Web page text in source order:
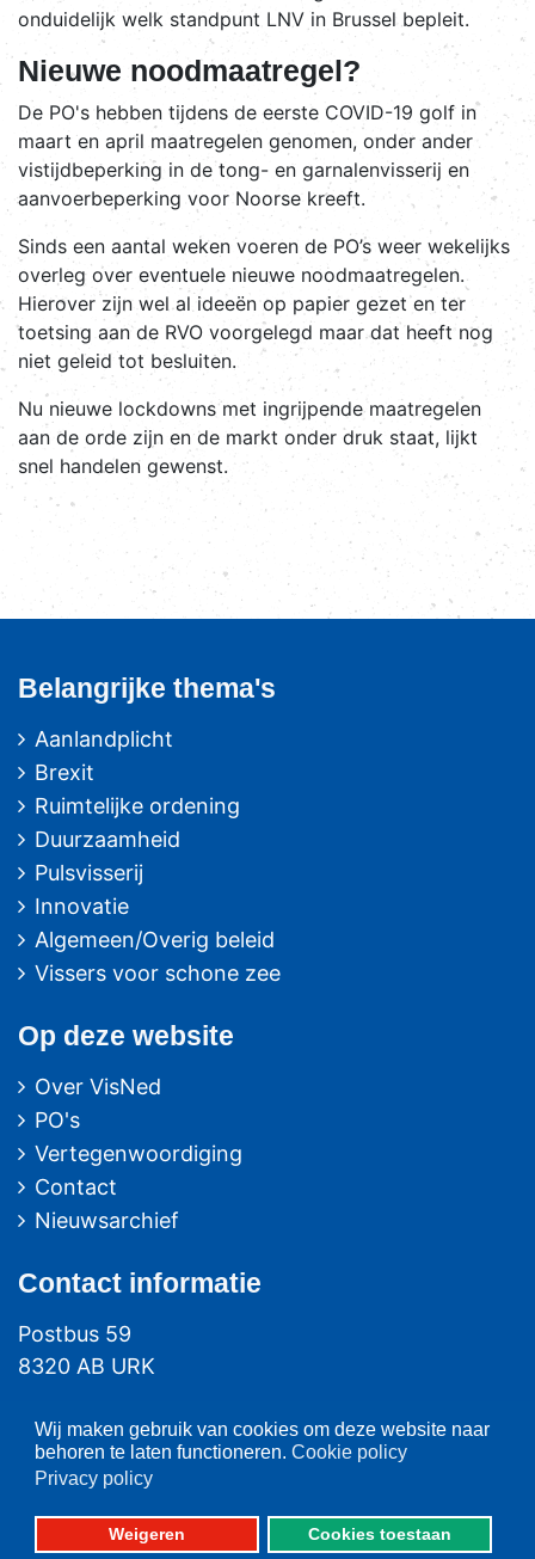
Wij maken gebruik van cookies om deze website naar
behoren te laten functioneren. Cookie policy
Privacy policy
Weigeren Cookies toestaan
onduidelijk welk standpunt LNV in Brussel bepleit.
Nieuwe noodmaatregel?
De PO's hebben tijdens de eerste COVID-19 golf in
maart en april maatregelen genomen, onder ander
vistijdbeperking in de tong- en garnalenvisserij en
aanvoerbeperking voor Noorse kreeft.
Sinds een aantal weken voeren de PO’s weer wekelijks
overleg over eventuele nieuwe noodmaatregelen.
Hierover zijn wel al ideeën op papier gezet en ter
toetsing aan de RVO voorgelegd maar dat heeft nog
niet geleid tot besluiten.
Nu nieuwe lockdowns met ingrijpende maatregelen
aan de orde zijn en de markt onder druk staat, lijkt
snel handelen gewenst.
Belangrijke thema's
Aanlandplicht
Brexit
Ruimtelijke ordening
Duurzaamheid
Pulsvisserij
Innovatie
Algemeen/Overig beleid
Vissers voor schone zee
Op deze website
Over VisNed
PO's
Vertegenwoordiging
Contact
Nieuwsarchief
Contact informatie
Postbus 59
8320 AB URK
Bezoekadres:
Vlaak 12 URK
Fax: 0527-684166